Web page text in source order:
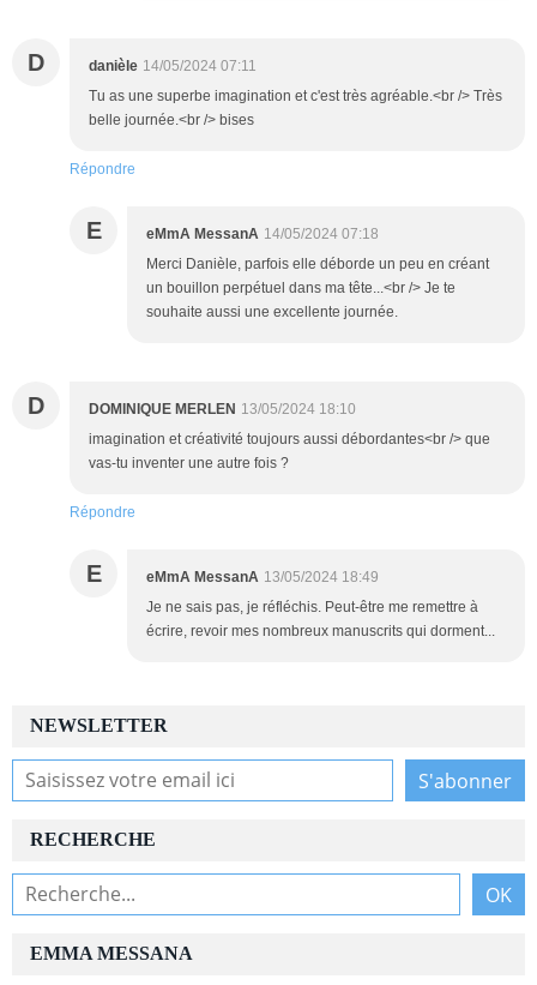
D danièle 14/05/2024 07:11
Tu as une superbe imagination et c'est très agréable.<br /> Très
belle journée.<br /> bises
Répondre
E eMmA MessanA 14/05/2024 07:18
Merci Danièle, parfois elle déborde un peu en créant
un bouillon perpétuel dans ma tête...<br /> Je te
souhaite aussi une excellente journée.
D DOMINIQUE MERLEN 13/05/2024 18:10
imagination et créativité toujours aussi débordantes<br /> que
vas-tu inventer une autre fois ?
Répondre
E eMmA MessanA 13/05/2024 18:49
Je ne sais pas, je réfléchis. Peut-être me remettre à
écrire, revoir mes nombreux manuscrits qui dorment...
NEWSLETTER
RECHERCHE
EMMA MESSANA